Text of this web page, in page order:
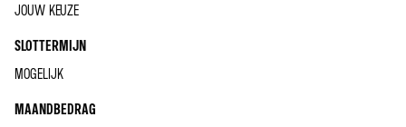
JOUW KEUZE
SLOTTERMIJN
MOGELIJK
MAANDBEDRAG